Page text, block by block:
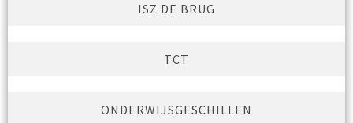
ISZ DE BRUG
TCT
ONDERWIJSGESCHILLEN